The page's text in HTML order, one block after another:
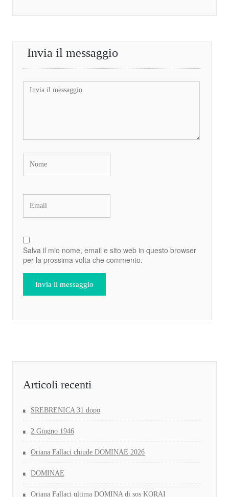
Invia il messaggio
Salva il mio nome, email e sito web in questo browser
per la prossima volta che commento.
Articoli recenti
SREBRENICA 31 dopo
2 Giugno 1946
Oriana Fallaci chiude DOMINAE 2026
DOMINAE
Oriana Fallaci ultima DOMINA di sos KORAI